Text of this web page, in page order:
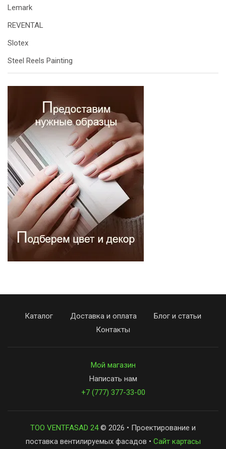
Lemark
REVENTAL
Slotex
Steel Reels Painting
Каталог Доставка и оплата
Блог и статьи
Контакты
Мой магазин
Написать нам
+7 (777) 377-33-00
ТОО VENTFASAD 24© 2026 • Проектирование и
поставка вентилируемых фасадов • Сайт картасы